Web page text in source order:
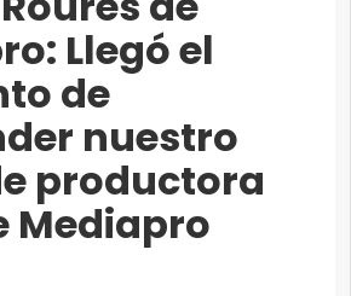
Llegó el
de
nuestro
productora
Mediapro